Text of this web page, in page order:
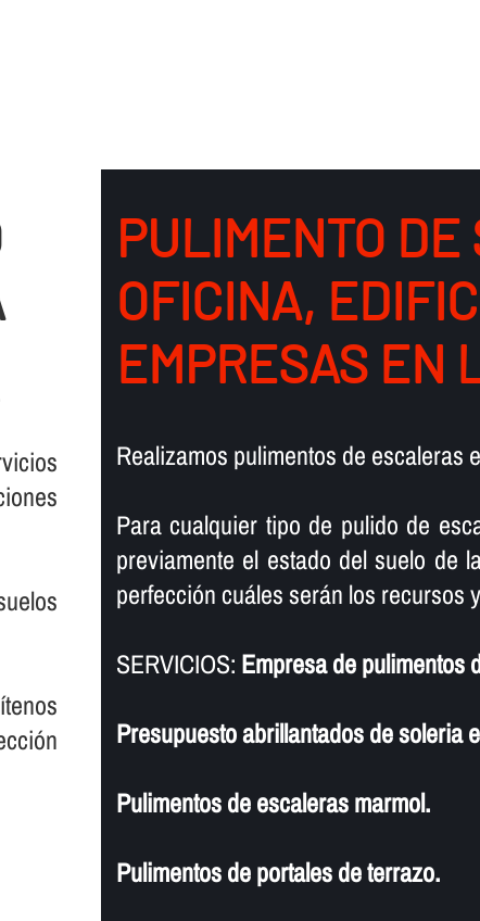
PULIMENTO DE
OFICINA,
EMPRESAS EN
Realizamos pulimentos de escaleras
Para cualquier tipo de pulido de
previamente el estado del suelo de
perfección cuáles serán los recursos
SERVICIOS: Empresa de pulimentos
Presupuesto abrillantados de soleria
Pulimentos de escaleras marmol.
Pulimentos de portales de terrazo.